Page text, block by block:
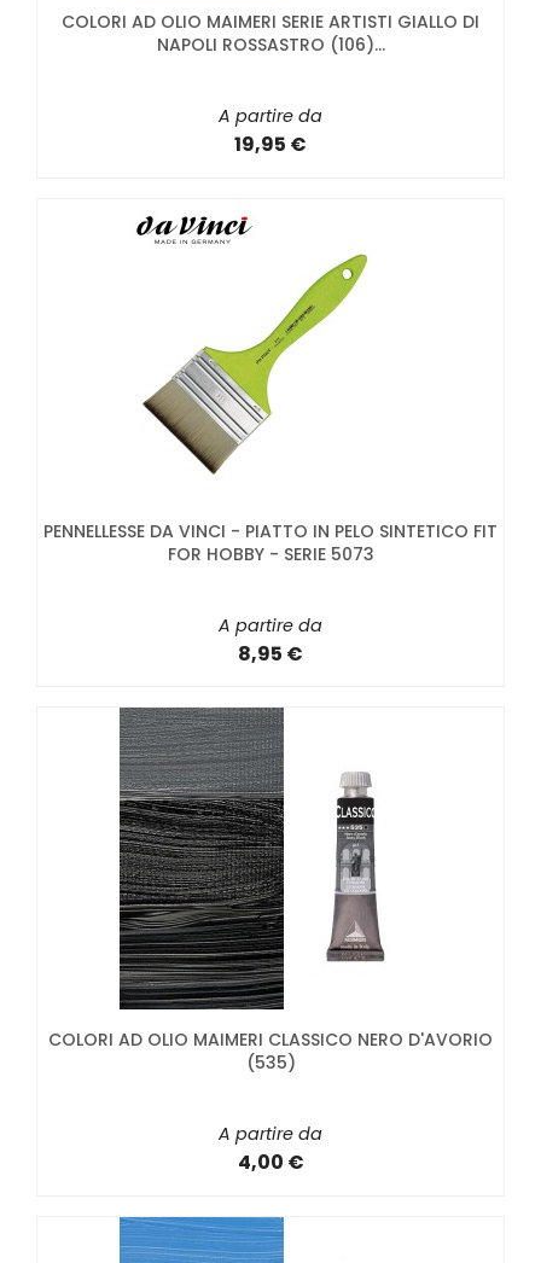
COLORI AD OLIO MAIMERI SERIE ARTISTI GIALLO DI
NAPOLI ROSSASTRO (106)...
A partire da
19,95 €
PENNELLESSE DA VINCI - PIATTO IN PELO SINTETICO FIT
FOR HOBBY - SERIE 5073
A partire da
8,95 €
COLORI AD OLIO MAIMERI CLASSICO NERO D'AVORIO
(535)
A partire da
4,00 €